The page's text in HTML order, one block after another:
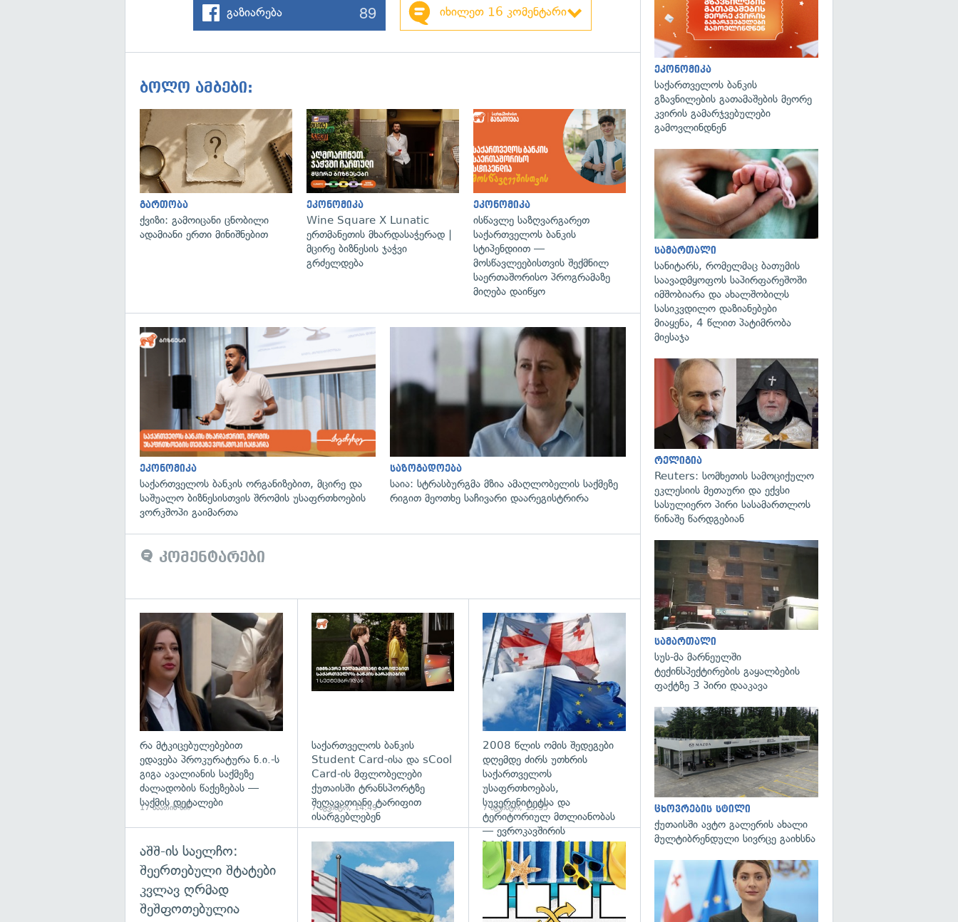
გაზიარება 89 იხილეთ 16 კომენტარი
ბოლო ამბები:
გართობა
ქვიზი: გამოიცანი ცნობილი
ადამიანი ერთი მინიშნებით
ეკონომიკა
Wine Square X Lunatic
ერთმანეთის მხარდასაჭერად |
მცირე ბიზნესის ჯაჭვი
გრძელდება
ეკონომიკა
ისწავლე საზღვარგარეთ
საქართველოს ბანკის
სტიპენდიით —
მოსწავლეებისთვის შექმნილ
საერთაშორისო პროგრამაზე
მიღება დაიწყო
ეკონომიკა
საქართველოს ბანკის ორგანიზებით, მცირე და
საშუალო ბიზნესისთვის შრომის უსაფრთხოების
ვორკშოპი გაიმართა
გადახედვა
საზოგადოება
საია: სტრასბურგმა მზია ამაღლობელის საქმეზე
რიგით მეოთხე საჩივარი დაარეგისტრირა
კომენტარები
გადახედვა
რა მტკიცებულებებით
ედავება პროკურატურა ნ.ი.-ს
გიგა ავალიანის საქმეზე
ძალადობის წაქეზებას —
საქმის დეტალები
17 საათის წინ
საქართველოს ბანკის
Student Card-ისა და sCool
Card-ის მფლობელები
ქუთაისში ტრანსპორტზე
შეღავათიანი ტარიფით
ისარგებლებენ
7 აგვისტო, 14:49
გადახედვა
2008 წლის ომის შედეგები
დღემდე ძირს უთხრის
საქართველოს
უსაფრთხოებას,
სუვერენიტეტსა და
ტერიტორიულ მთლიანობას
— ევროკავშირის
პრესპიკერის განცხადება
7 აგვისტო, 13:35
აშშ-ის საელჩო:
შეერთებული შტატები
კვლავ ღრმად
შეშფოთებულია
გადახედვა
ეკონომიკა
საქართველოს ბანკის
გზავნილების გათამაშების მეორე
კვირის გამარჯვებულები
გამოვლინდნენ
სამართალი
სანიტარს, რომელმაც ბათუმის
საავადმყოფოს საპირფარეშოში
იმშობიარა და ახალშობილს
სასიკვდილო დაზიანებები
მიაყენა, 4 წლით პატიმრობა
მიესაჯა
რელიგია
Reuters: სომხეთის სამოციქულო
ეკლესიის მეთაური და ექვსი
სასულიერო პირი სასამართლოს
წინაშე წარდგებიან
სამართალი
სუს-მა მარნეულში
ტექინსპექტირების გაყალბების
ფაქტზე 3 პირი დააკავა
ცხოვრების სტილი
ქუთაისში ავტო გალერის ახალი
მულტიბრენდული სივრცე გაიხსნა